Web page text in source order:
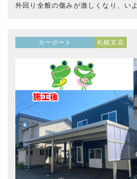
外回り全般の傷みが激しくなり、い
カーポート 札幌支店